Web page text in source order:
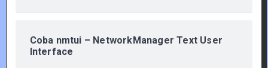
Coba nmtui – NetworkManager Text User
Interface